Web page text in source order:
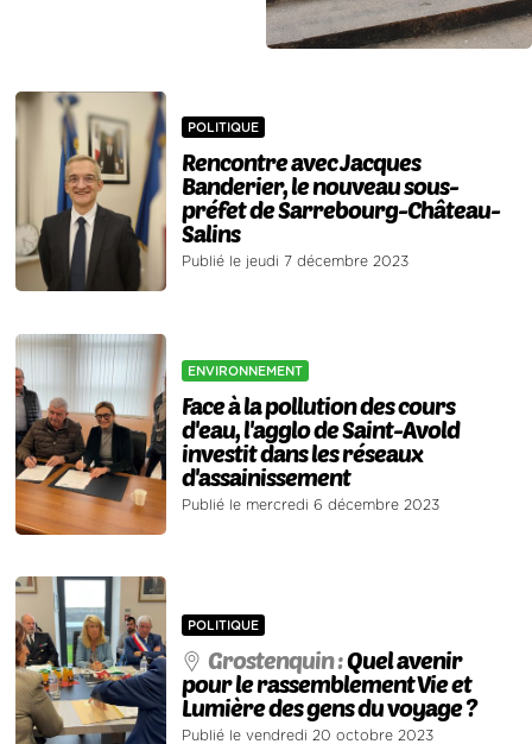
POLITIQUE
Rencontre avec Jacques
Banderier, le nouveau sous-
préfet de Sarrebourg-Château-
Salins
Publié le jeudi 7 décembre 2023
ENVIRONNEMENT
Face à la pollution des cours
d'eau, l'agglo de Saint-Avold
investit dans les réseaux
d'assainissement
Publié le mercredi 6 décembre 2023
POLITIQUE
Grostenquin :Quel avenir
pour le rassemblement Vie et
Lumière des gens du voyage ?
Publié le vendredi 20 octobre 2023